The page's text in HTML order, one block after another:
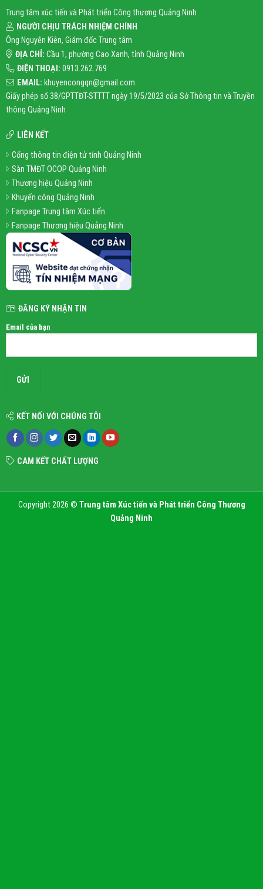
Trung tâm xúc tiến và Phát triển Công thương Quảng Ninh
NGƯỜI CHỊU TRÁCH NHIỆM CHÍNH
Ông Nguyễn Kiên, Giám đốc Trung tâm
ĐỊA CHỈ: Cầu 1, phường Cao Xanh, tỉnh Quảng Ninh
ĐIỆN THOẠI: 0913.262.769
EMAIL: khuyencongqn@gmail.com
Giấy phép số 38/GPTTĐT-STTTT ngày 19/5/2023 của Sở Thông tin và Truyền
thông Quảng Ninh
LIÊN KẾT
Cổng thông tin điện tử tỉnh Quảng Ninh
Sàn TMĐT OCOP Quảng Ninh
Thương hiệu Quảng Ninh
Khuyến công Quảng Ninh
Fanpage Trung tâm Xúc tiến
Fanpage Thương hiệu Quảng Ninh
ĐĂNG KÝ NHẬN TIN
Email của bạn
KẾT NỐI VỚI CHÚNG TÔI
CAM KẾT CHẤT LƯỢNG
Copyright 2026 © Trung tâm Xúc tiến và Phát triển Công Thương
Quảng Ninh